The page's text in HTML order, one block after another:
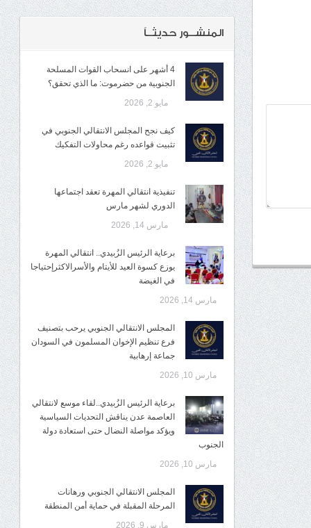
المنشــور حديثــاً
4 أشهر على انسحاب القوات المسلحة
الجنوبية من حضرموت: ما الذي تحقق؟
مايو 2, 2026
كيف نجح المجلس الانتقالي الجنوبي في
تثبيت قواعده رغم محاولات التفكيك
مايو 2, 2026
تنفيذية انتقالي المهرة تعقد اجتماعها
الدوري لشهر مارس
مارس 14, 2026
برعاية الرئيس الزُبيدي.. انتقالي المهرة
يوزع كسوة العيد للأيتام والأسرالاكثرإحتياجا
في الغيضة
مارس 14, 2026
المجلس الانتقالي الجنوبي يرحب بتصنيف
فرع تنظيم الإخوان المسلمون في السودان
جماعة إرهابية
مارس 10, 2026
برعاية الرئيس الزُبيدي..لقاء موسع لانتقالي
العاصمة عدن يناقش التحديات السياسية
ويؤكد مواصلة النضال حتى استعادة دولة
الجنوب
مارس 10, 2026
المجلس الانتقالي الجنوبي ورهانات
المرحلة المقبلة في حماية أمن المنطقة
مارس 9, 2026